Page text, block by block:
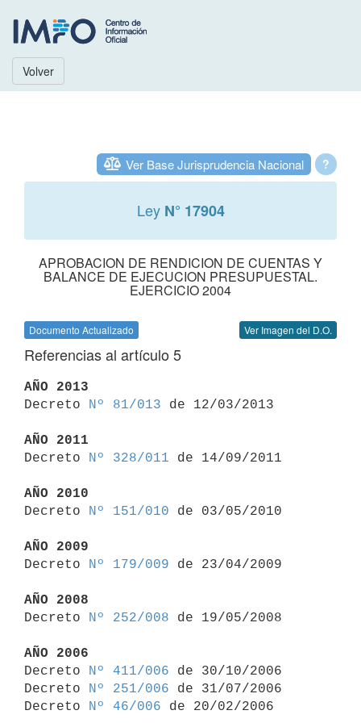
Volver
?
Ver Base Jurisprudencia Nacional
Ley N° 17904
APROBACION DE RENDICION DE CUENTAS Y
BALANCE DE EJECUCION PRESUPUESTAL.
EJERCICIO 2004
Documento Actualizado Ver Imagen del D.O.
Referencias al artículo 5
AÑO 2013
Decreto
Nº 81/013 de 12/03/2013
AÑO 2011
Decreto
Nº 328/011 de 14/09/2011
AÑO 2010
Decreto
Nº 151/010 de 03/05/2010
AÑO 2009
Decreto
Nº 179/009 de 23/04/2009
AÑO 2008
Decreto
Nº 252/008 de 19/05/2008
AÑO 2006
Decreto
Nº 411/006 de 30/10/2006
Decreto
Nº 251/006 de 31/07/2006
Decreto
Nº 46/006